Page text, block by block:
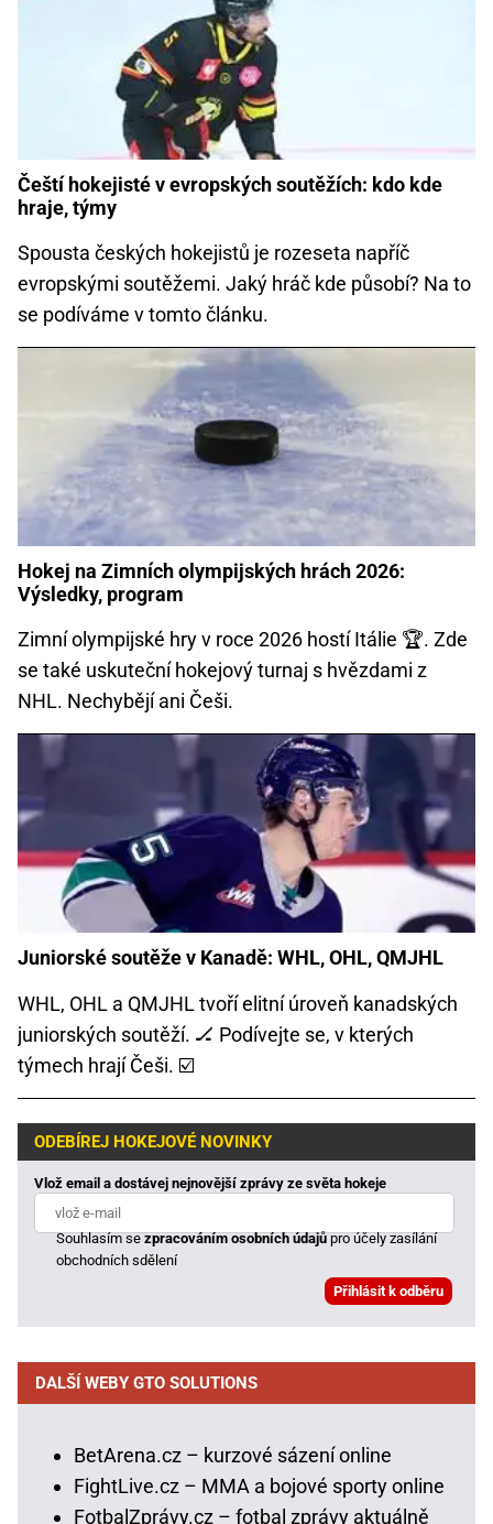
Čeští hokejisté v evropských soutěžích: kdo kde
hraje, týmy
Spousta českých hokejistů je rozeseta napříč
evropskými soutěžemi. Jaký hráč kde působí? Na to
se podíváme v tomto článku.
Hokej na Zimních olympijských hrách 2026:
Výsledky, program
Zimní olympijské hry v roce 2026 hostí Itálie 🏆. Zde
se také uskuteční hokejový turnaj s hvězdami z
NHL. Nechybějí ani Češi.
Juniorské soutěže v Kanadě: WHL, OHL, QMJHL
WHL, OHL a QMJHL tvoří elitní úroveň kanadských
juniorských soutěží. 🏒 Podívejte se, v kterých
týmech hrají Češi. ☑️
ODEBÍREJ HOKEJOVÉ NOVINKY
Vlož email a dostávej nejnovější zprávy ze světa hokeje
Souhlasím sezpracováním osobních údajůpro účely zasílání
obchodních sdělení
DALŠÍ WEBY GTO SOLUTIONS
BetArena.cz – kurzové sázení online
FightLive.cz – MMA a bojové sporty online
FotbalZprávy.cz – fotbal zprávy aktuálně